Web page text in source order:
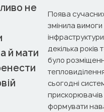
не
й мати
Поява
змінила вимоги
декілька
було
сьогодні
прискорювачів
формувати